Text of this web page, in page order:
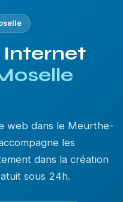
Internet
web dans le Meurthe-
les
dans la création
sous 24h.